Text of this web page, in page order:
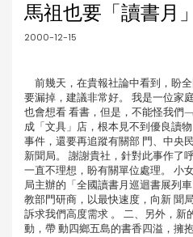
馬祖也要「讀書月
2000-12-15
前幾天，在貴報社論中看到，盼
要漏掉，建議非常好。 我是一位家
也會想看 看書，但是，不能怪我們
成「文具」店，根本見不到優良讀
事件，還要再追蹤有關部 門、中央
新聞局。 謝謝貴社，針對此事作了
一直不理想，盼有關單位處理。 小
局主辦的「全國讀書月巡迴書展列
教部門研商，以最快速度，向新 聞
訴求我們高度需求 。 二、另外，新
動，帶 動四鄉五島的書香四溢，擁抱